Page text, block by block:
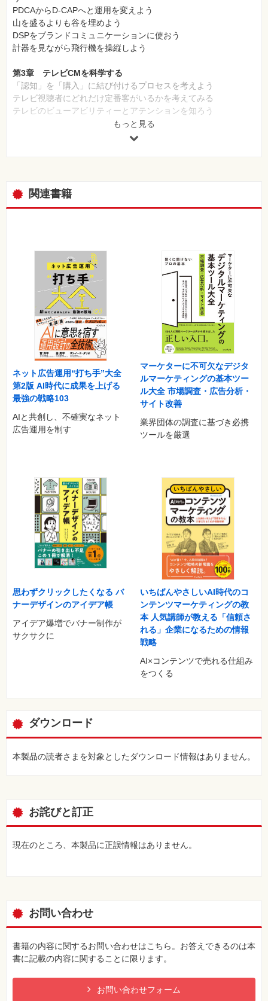
PDCAからD-CAPへと運用を変えよう
山を盛るよりも谷を埋めよう
DSPをブランドコミュニケーションに使おう
計器を見ながら飛行機を操縦しよう
第3章 テレビCMを科学する
「認知」を「購入」に結び付けるプロセスを考えよう
テレビ視聴者にどれだけ定番客がいるかを考えてみる
テレビのビューアビリティーとアテンションを知ろう
第4章 テレビCMをオンラインで補完する
テレビCMの「購入意向」を補完しよう
ミサイルを何発打ったかではなく標的に何発当たったかを把握し
よう
第5章 プラットフォームの変化を捉える
広告のないテレビ「ストリーミングビデオ」の台頭
ウェブサイトが要らない「分散型コンテンツ」の潮流
第6章 人のリアルな行動にターゲティングする
リアル行動にターゲティングしよう
エリアターゲティングメディアをスマホで補完しよう
オフラインとオンラインの境界を薄くしよう
リアル購買データを巡る米IT企業の戦略
第7章 組織改革でデジタルシフトを加速する
ブランド横断型データマーケティング組織を再編しよう
DMPをもっとブランディングコミュニケーションに使おう
デジタルマーケティング人材の育成を考える
梅田 仁×横山隆治 マーケターはビッグデータから何を読み解く
もっと見る
関連書籍
ネット広告運用“打ち手”大全
第2版 AI時代に成果を上げる
最強の戦略103
AIと共創し、不確実なネット
広告運用を制す
マーケターに不可欠なデジタ
ルマーケティングの基本ツー
ル大全 市場調査・広告分析・
サイト改善
業界団体の調査に基づき必携
ツールを厳選
思わずクリックしたくなる バ
ナーデザインのアイデア帳
アイデア爆増でバナー制作が
サクサクに
いちばんやさしいAI時代のコ
ンテンツマーケティングの教
本 人気講師が教える「信頼さ
れる」企業になるための情報
戦略
AI×コンテンツで売れる仕組み
をつくる
ダウンロード
本製品の読者さまを対象としたダウンロード情報はありません。
お詫びと訂正
現在のところ、本製品に正誤情報はありません。
お問い合わせ
書籍の内容に関するお問い合わせはこちら。お答えできるのは本
書に記載の内容に関することに限ります。
お問い合わせフォーム